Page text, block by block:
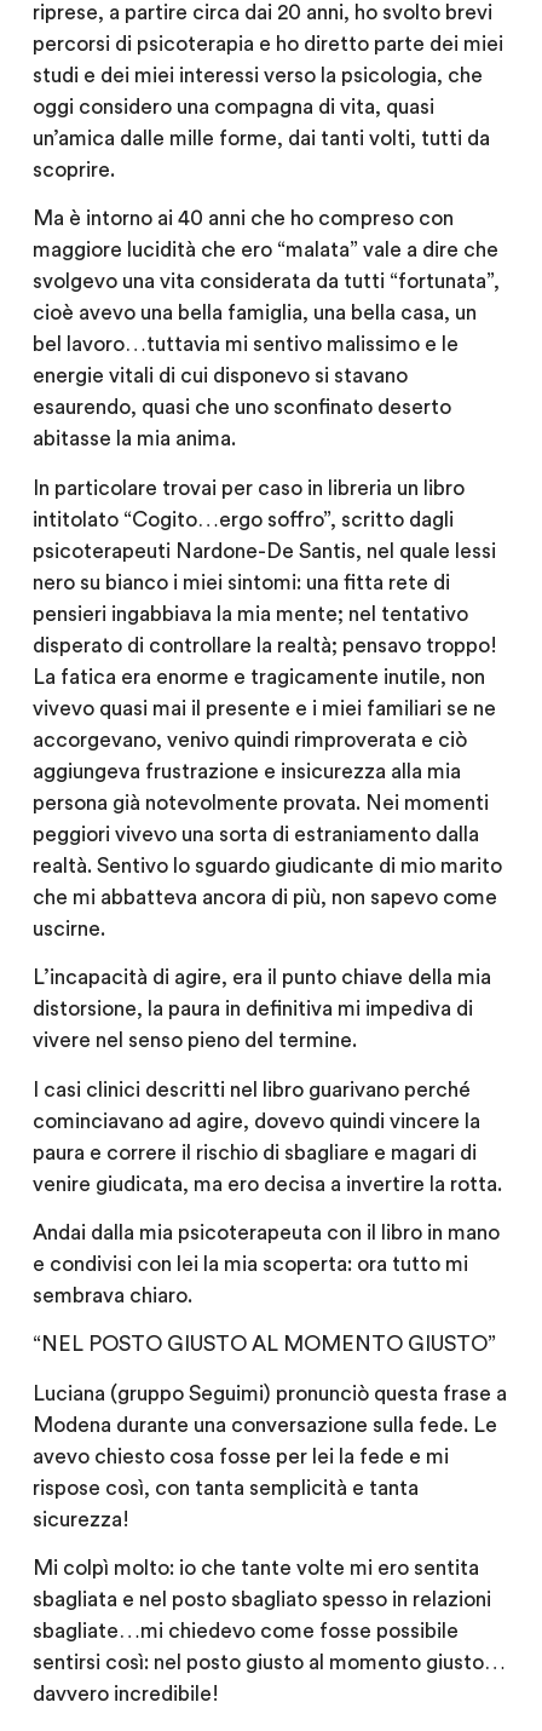
riprese, a partire circa dai 20 anni, ho svolto brevi
percorsi di psicoterapia e ho diretto parte dei miei
studi e dei miei interessi verso la psicologia, che
oggi considero una compagna di vita, quasi
un’amica dalle mille forme, dai tanti volti, tutti da
scoprire.
Ma è intorno ai 40 anni che ho compreso con
maggiore lucidità che ero “malata” vale a dire che
svolgevo una vita considerata da tutti “fortunata”,
cioè avevo una bella famiglia, una bella casa, un
bel lavoro…tuttavia mi sentivo malissimo e le
energie vitali di cui disponevo si stavano
esaurendo, quasi che uno sconfinato deserto
abitasse la mia anima.
In particolare trovai per caso in libreria un libro
intitolato “Cogito…ergo soffro”, scritto dagli
psicoterapeuti Nardone-De Santis, nel quale lessi
nero su bianco i miei sintomi: una fitta rete di
pensieri ingabbiava la mia mente; nel tentativo
disperato di controllare la realtà; pensavo troppo!
La fatica era enorme e tragicamente inutile, non
vivevo quasi mai il presente e i miei familiari se ne
accorgevano, venivo quindi rimproverata e ciò
aggiungeva frustrazione e insicurezza alla mia
persona già notevolmente provata. Nei momenti
peggiori vivevo una sorta di estraniamento dalla
realtà. Sentivo lo sguardo giudicante di mio marito
che mi abbatteva ancora di più, non sapevo come
uscirne.
L’incapacità di agire, era il punto chiave della mia
distorsione, la paura in definitiva mi impediva di
vivere nel senso pieno del termine.
I casi clinici descritti nel libro guarivano perché
cominciavano ad agire, dovevo quindi vincere la
paura e correre il rischio di sbagliare e magari di
venire giudicata, ma ero decisa a invertire la rotta.
Andai dalla mia psicoterapeuta con il libro in mano
e condivisi con lei la mia scoperta: ora tutto mi
sembrava chiaro.
“NEL POSTO GIUSTO AL MOMENTO GIUSTO”
Luciana (gruppo Seguimi) pronunciò questa frase a
Modena durante una conversazione sulla fede. Le
avevo chiesto cosa fosse per lei la fede e mi
rispose così, con tanta semplicità e tanta
sicurezza!
Mi colpì molto: io che tante volte mi ero sentita
sbagliata e nel posto sbagliato spesso in relazioni
sbagliate…mi chiedevo come fosse possibile
sentirsi così: nel posto giusto al momento giusto…
davvero incredibile!